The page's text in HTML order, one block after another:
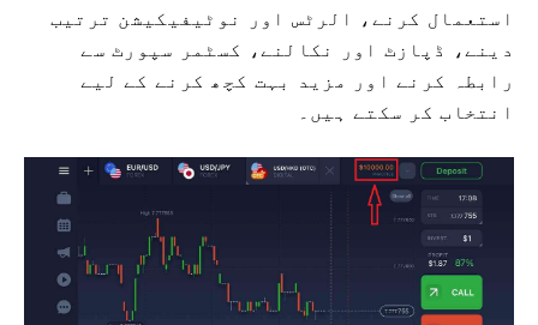
استعمال کرنے، الرٹس اور نوٹیفیکیشن ترتیب
دینے، ڈپازٹ اور نکالنے، کسٹمر سپورٹ سے
رابطہ کرنے اور مزید بہت کچھ کرنے کے لیے
انتخاب کر سکتے ہیں۔